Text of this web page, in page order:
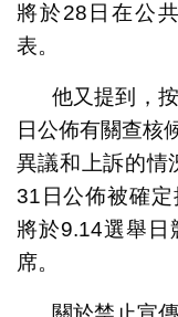
將於28日在公
表。
他又提到，
日公佈有關查核
異議和上訴的情
31日公佈被確
將於9.14選舉日
席。